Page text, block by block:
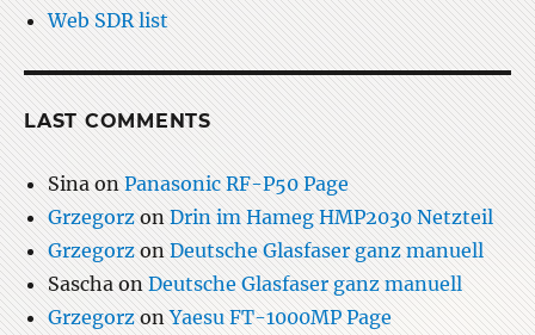
Web SDR list
LAST COMMENTS
Sina onPanasonic RF-P50 Page
Grzegorzon Drin im Hameg HMP2030 Netzteil
Grzegorzon Deutsche Glasfaser ganz manuell
SaschaonDeutsche Glasfaser ganz manuell
Grzegorz onYaesu FT-1000MP Page